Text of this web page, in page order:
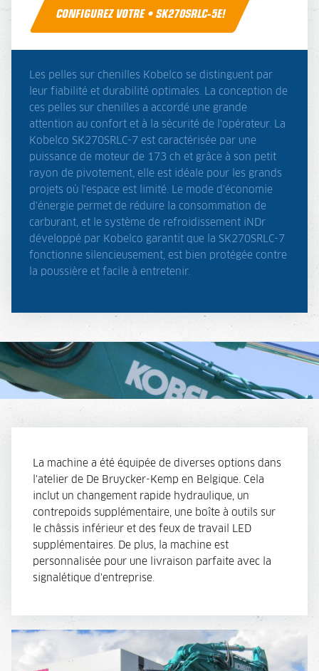
CONFIGUREZ VOTRE • SK270SRLC-5E!
Les pelles sur chenilles Kobelco se distinguent par
leur fiabilité et durabilité optimales. La conception de
ces pelles sur chenilles a accordé une grande
attention au confort et à la sécurité de l'opérateur. La
Kobelco SK270SRLC-7 est caractérisée par une
puissance de moteur de 173 ch et grâce à son petit
rayon de pivotement, elle est idéale pour les grands
projets où l'espace est limité. Le mode d'économie
d'énergie permet de réduire la consommation de
carburant, et le système de refroidissement iNDr
développé par Kobelco garantit que la SK270SRLC-7
fonctionne silencieusement, est bien protégée contre
la poussière et facile à entretenir.
La machine a été équipée de diverses options dans
l'atelier de De Bruycker-Kemp en Belgique. Cela
inclut un changement rapide hydraulique, un
contrepoids supplémentaire, une boîte à outils sur
le châssis inférieur et des feux de travail LED
supplémentaires. De plus, la machine est
personnalisée pour une livraison parfaite avec la
signalétique d'entreprise.